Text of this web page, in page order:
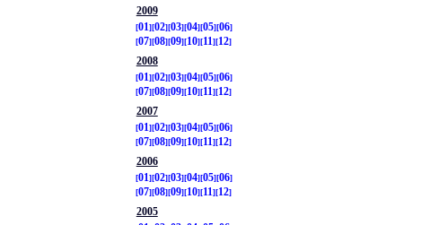
2009
01
02 03 04 05 06
07 08 09 10 11
12
2008
01
02 03 04 05 06
07 08 09 10 11
12
2007
01
02 03 04 05 06
07 08 09 10 11
12
2006
01
02 03 04 05 06
07 08 09 10 11
12
2005